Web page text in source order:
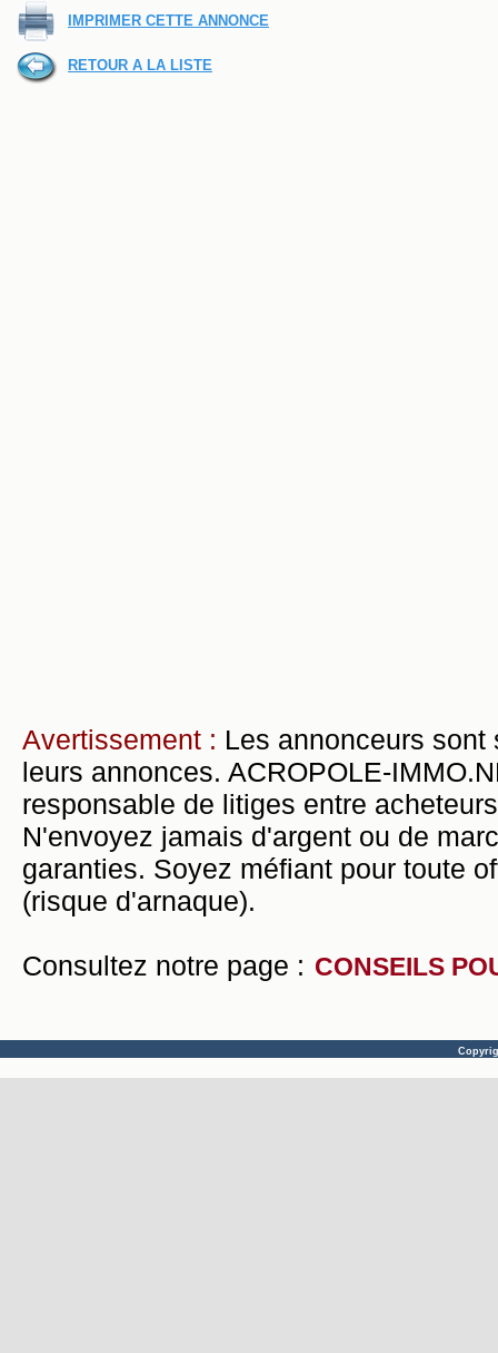
IMPRIMER CETTE ANNONCE
RETOUR A LA LISTE
Avertissement : Les annonceurs
leurs annonces. ACROPOLE-
responsable de litiges entre
N'envoyez jamais d'argent ou de
garanties. Soyez méfiant pour toute
(risque d'arnaque).
Consultez notre page : CONSEILS